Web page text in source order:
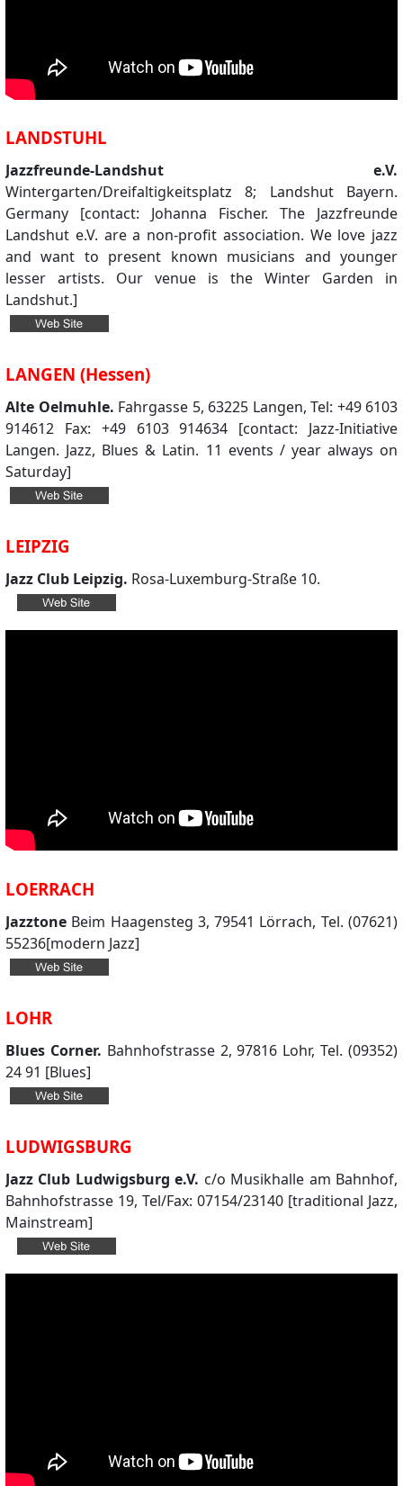
LANDSTUHL
Jazzfreunde-Landshut e.V.
Wintergarten/Dreifaltigkeitsplatz 8; Landshut Bayern.
Germany [contact: Johanna Fischer. The Jazzfreunde
Landshut e.V. are a non-profit association. We love jazz
and want to present known musicians and younger
lesser artists. Our venue is the Winter Garden in
Landshut.]
LANGEN (Hessen)
Alte Oelmuhle. Fahrgasse 5, 63225 Langen, Tel: +49 6103
914612 Fax: +49 6103 914634 [contact: Jazz-Initiative
Langen. Jazz, Blues & Latin. 11 events / year always on
Saturday]
LEIPZIG
Jazz Club Leipzig. Rosa-Luxemburg-Straße 10.
LOERRACH
Jazztone Beim Haagensteg 3, 79541 Lörrach, Tel. (07621)
55236[modern Jazz]
LOHR
Blues Corner. Bahnhofstrasse 2, 97816 Lohr, Tel. (09352)
24 91 [Blues]
LUDWIGSBURG
Jazz Club Ludwigsburg e.V. c/o Musikhalle am Bahnhof,
Bahnhofstrasse 19, Tel/Fax: 07154/23140 [traditional Jazz,
Mainstream]